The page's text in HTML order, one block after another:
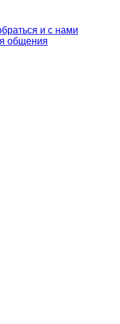
и с нами
общения